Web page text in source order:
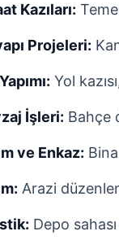
Kazıları:
Projeleri:
Yol
İşleri: Bahçe
ve Enkaz:
Arazi
Depo